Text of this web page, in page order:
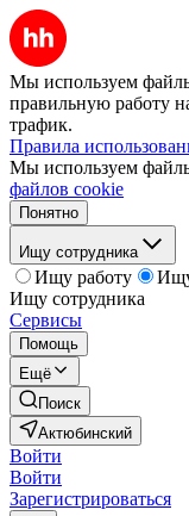
Мы используем
правильную работу
трафик.
Правила
Мы используем
файлов cookie
Понятно
Ищу сотрудника
Ищу работу
Ищу сотрудника
Сервисы
Помощь
Ещё
Поиск
Актюбинский
Войти
Войти
Зарегистрироваться